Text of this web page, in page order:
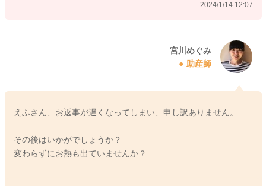
吐き戻しも、明らかに吐き方が異なると思います。
吐いた後にも気持ち悪そうにしていたり、飲みも悪くなってし
またうんちに出血が混じる、鼻をつくような腐敗臭がありまし
よかったら参考になさってみてください。
2024/1/14 12:07
宮川めぐみ
助産師
えふさん、お返事が遅くなってしまい、申し訳ありません。
その後はいかがでしょうか？
変わらずにお熱も出ていませんか？